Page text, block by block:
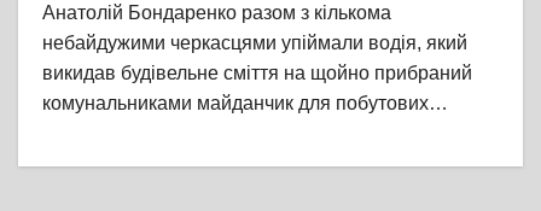
Анатолій Бондаренко разом з кількома
небайдужими черкасцями упіймали водія, який
викидав будівельне сміття на щойно прибраний
комунальниками майданчик для побутових…